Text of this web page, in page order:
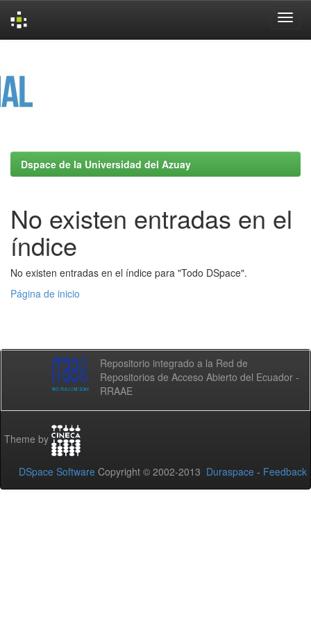
Dspace de la Universidad del Azuay
No existen entradas en el
índice
No existen entradas en el índice para "Todo DSpace".
Página de inicio
Repositorio integrado a la Red de
Repositorios de Acceso Abierto del Ecuador -
RRAAE
Theme by
DSpace Software Copyright © 2002-2013 Duraspace - Feedback